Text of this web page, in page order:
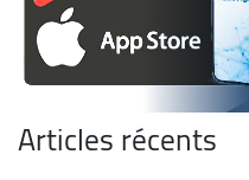
Articles récents